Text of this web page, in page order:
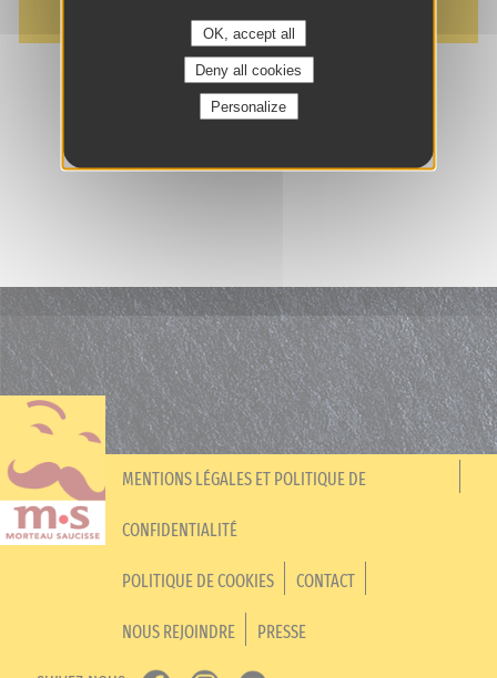
je suis intéressé(e) !
MENTIONS LÉGALES ET POLITIQUE DE
CONFIDENTIALITÉ
POLITIQUE DE COOKIES CONTACT
NOUS REJOINDRE PRESSE
OK, accept all
Deny all cookies
Personalize